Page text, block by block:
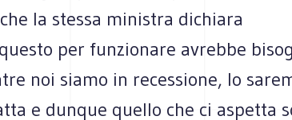
la stessa ministra dichiara
per funzionare avrebbe
noi siamo in recessione, lo
e dunque quello che ci aspetta